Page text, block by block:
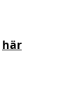
här